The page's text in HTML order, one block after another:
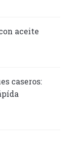
aceite
caseros: